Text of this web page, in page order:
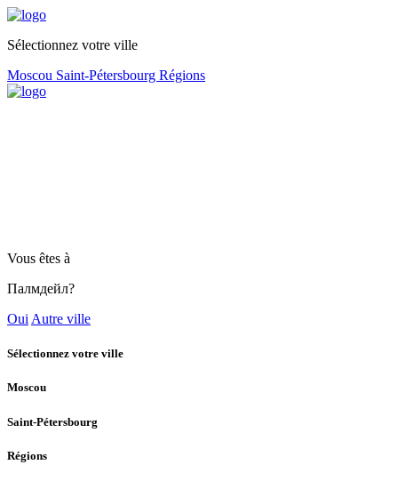
Sélectionnez votre ville
Moscou Saint-Pétersbourg Régions
Vous êtes à
Палмдейл?
Oui Autre ville
Sélectionnez votre ville
Moscou
Saint-Pétersbourg
Régions